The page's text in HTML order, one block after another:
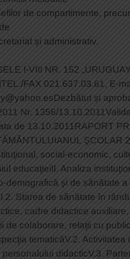
de compartimente,
și administrativ.
I-VIII NR. 152
FAX 021.637.03.61, E-
și
Nr. 1356/
de 13.10.2011RAPORT
ŞCOLAR
social-economic,
educaţieiII. Analiza
demografică şi de sănătate
Starea de sănătate în
cadre didactice
de colaborare, relaţii cu
tematicăV.2. Activitatea
didacticV.3.